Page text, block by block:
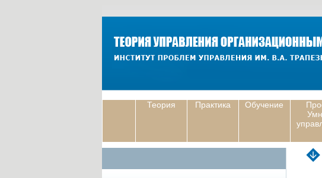
Теория Практика Обучение